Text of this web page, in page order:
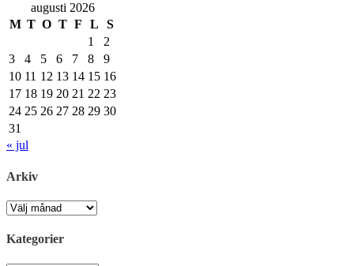
augusti 2026
M T O T F L
S
1
2
3
4 5 6 7 8
9
10 11 12 13 14 15 16
17 18 19 20 21 22 23
24 25 26 27 28 29 30
31
« jul
Arkiv
Arkiv
Kategorier